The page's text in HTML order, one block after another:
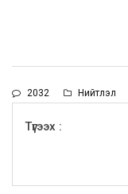
2032 Нийтлэл
Түгээх :